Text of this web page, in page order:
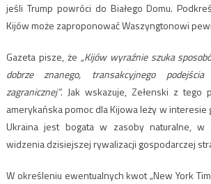
jeśli Trump powróci do Białego Domu.
Kijów może zaproponować Waszyngtonowi
Gazeta pisze, że „Kijów wyraźnie szuka
dobrze znanego, transakcyjnego
zagranicznej”. Jak wskazuje, Zełenski z tego
amerykańska pomoc dla Kijowa leży w interesie
Ukraina jest bogata w zasoby naturalne,
widzenia dzisiejszej rywalizacji gospodarczej
W określeniu ewentualnych kwot „New York